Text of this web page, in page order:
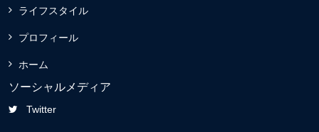
ライフスタイル
プロフィール
ホーム
ソーシャルメディア
Twitter